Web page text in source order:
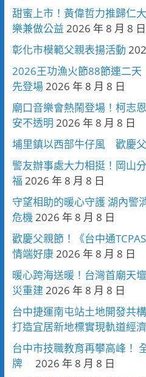
甜蜜上市！黃偉哲力推歸仁
樂兼做公益 2026 年 8 月 8 日
彰化市模範父親表揚活動
2026王功漁火節88節連二
先登場2026 年 8 月 8 日
廟口音樂會熱鬧登場！柯志
安不透明 2026 年 8 月 8 日
埔里鎮以西部牛仔風 歡慶
警友辦事處大力相挺！岡山
福 2026 年 8 月 8 日
守望相助的暖心守護 湖內警
危機2026 年 8 月 8 日
歡慶父親節！《台中通
情端好康2026 年 8 月 8 日
暖心跨海送暖！台灣首廟天
災重建 2026 年 8 月 8 日
台中捷運南屯站土地開發共
打造宜居新地標實現軌道經
台中市技職教育再攀高峰！
牌
2026 年 8 月 8 日